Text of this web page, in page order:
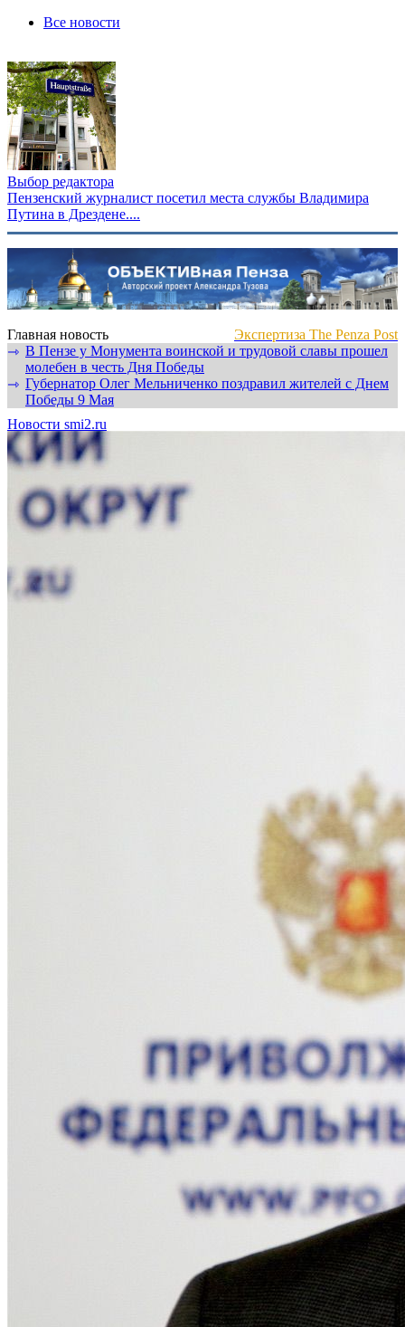
Все новости
Выбор редактора
Пензенский журналист посетил места службы Владимира
Путина в Дрездене....
Главная новость
Экспертиза The Penza Post
⇾ В Пензе у Монумента воинской и трудовой славы прошел
молебен в честь Дня Победы
⇾ Губернатор Олег Мельниченко поздравил жителей с Днем
Победы 9 Мая
Новости smi2.ru